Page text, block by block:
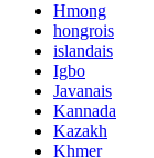
Hmong
hongrois
islandais
Igbo
Javanais
Kannada
Kazakh
Khmer